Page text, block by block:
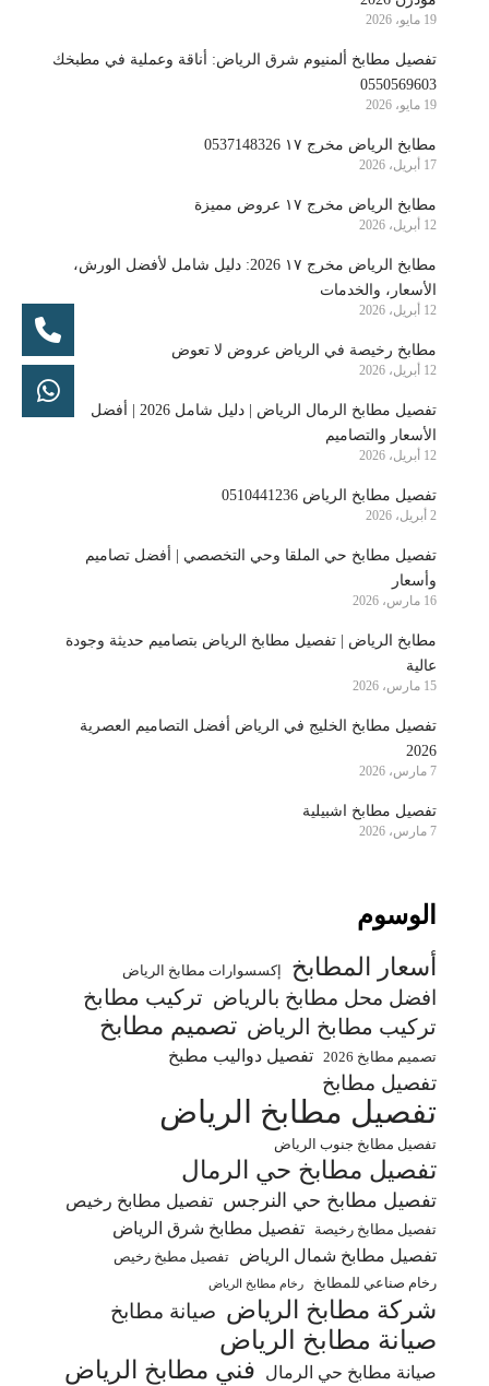
19 مايو، 2026
تفصيل مطابخ ألمنيوم شرق الرياض: أناقة وعملية في مطبخك
0550569603
19 مايو، 2026
مطابخ الرياض مخرج ١٧ 0537148326
17 أبريل، 2026
مطابخ الرياض مخرج ١٧ عروض مميزة
12 أبريل، 2026
مطابخ الرياض مخرج ١٧ 2026: دليل شامل لأفضل الورش،
الأسعار، والخدمات
12 أبريل، 2026
مطابخ رخيصة في الرياض عروض لا تعوض
12 أبريل، 2026
تفصيل مطابخ الرمال الرياض | دليل شامل 2026 | أفضل
الأسعار والتصاميم
12 أبريل، 2026
تفصيل مطابخ الرياض 0510441236
2 أبريل، 2026
تفصيل مطابخ حي الملقا وحي التخصصي | أفضل تصاميم
وأسعار
16 مارس، 2026
مطابخ الرياض | تفصيل مطابخ الرياض بتصاميم حديثة وجودة
عالية
15 مارس، 2026
تفصيل مطابخ الخليج في الرياض أفضل التصاميم العصرية
2026
7 مارس، 2026
تفصيل مطابخ اشبيلية
7 مارس، 2026
الوسوم
أسعار المطابخ إكسسوارات مطابخ الرياض
افضل محل مطابخ بالرياض تركيب مطابخ
تركيب مطابخ الرياض تصميم مطابخ
تصميم مطابخ 2026 تفصيل دواليب مطبخ
تفصيل مطابخ
تفصيل مطابخ الرياض
تفصيل مطابخ جنوب الرياض
تفصيل مطابخ حي الرمال
تفصيل مطابخ حي النرجس تفصيل مطابخ رخيص
تفصيل مطابخ رخيصة
تفصيل مطابخ شرق الرياض
تفصيل مطابخ شمال الرياض
تفصيل مطبخ رخيص
رخام صناعي للمطابخ
رخام مطابخ الرياض
شركة مطابخ الرياض صيانة مطابخ
صيانة مطابخ الرياض
صيانة مطابخ حي الرمال فني مطابخ الرياض